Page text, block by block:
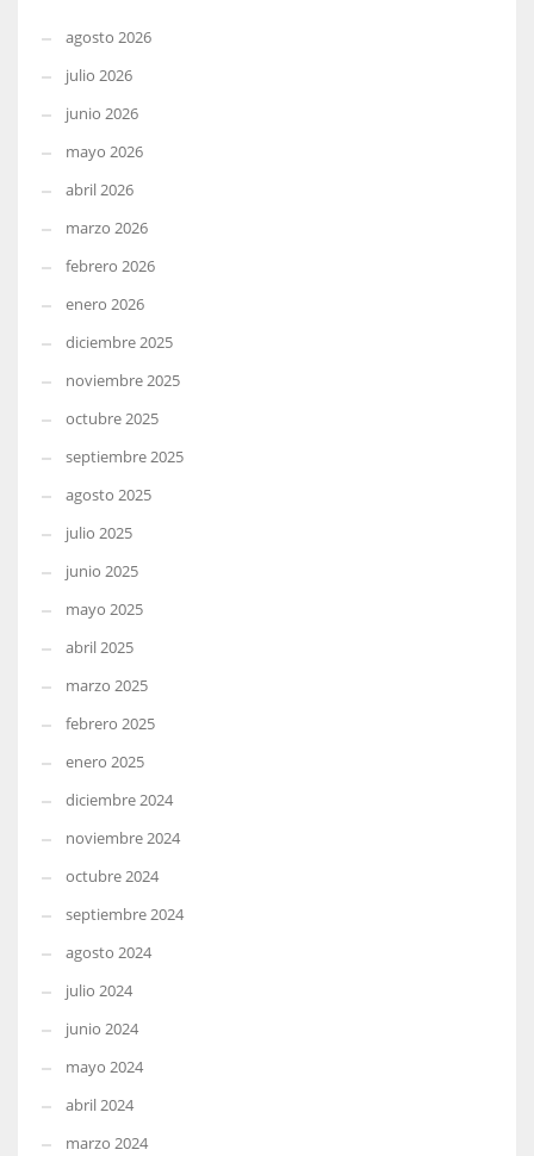
agosto 2026
julio 2026
junio 2026
mayo 2026
abril 2026
marzo 2026
febrero 2026
enero 2026
diciembre 2025
noviembre 2025
octubre 2025
septiembre 2025
agosto 2025
julio 2025
junio 2025
mayo 2025
abril 2025
marzo 2025
febrero 2025
enero 2025
diciembre 2024
noviembre 2024
octubre 2024
septiembre 2024
agosto 2024
julio 2024
junio 2024
mayo 2024
abril 2024
marzo 2024